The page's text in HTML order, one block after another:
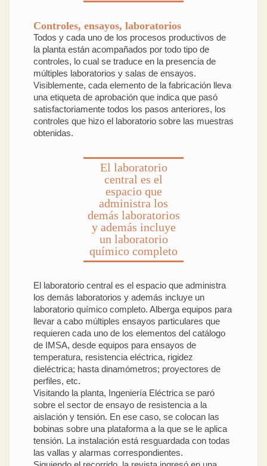
Controles, ensayos, laboratorios
Todos y cada uno de los procesos productivos de
la planta están acompañados por todo tipo de
controles, lo cual se traduce en la presencia de
múltiples laboratorios y salas de ensayos.
Visiblemente, cada elemento de la fabricación lleva
una etiqueta de aprobación que indica que pasó
satisfactoriamente todos los pasos anteriores, los
controles que hizo el laboratorio sobre las muestras
obtenidas.
El laboratorio
central es el
espacio que
administra los
demás laboratorios
y además incluye
un laboratorio
químico completo
El laboratorio central es el espacio que administra
los demás laboratorios y además incluye un
laboratorio químico completo. Alberga equipos para
llevar a cabo múltiples ensayos particulares que
requieren cada uno de los elementos del catálogo
de IMSA, desde equipos para ensayos de
temperatura, resistencia eléctrica, rigidez
dieléctrica; hasta dinamómetros; proyectores de
perfiles, etc.
Visitando la planta, Ingeniería Eléctrica se paró
sobre el sector de ensayo de resistencia a la
aislación y tensión. En ese caso, se colocan las
bobinas sobre una plataforma a la que se le aplica
tensión. La instalación está resguardada con todas
las vallas y alarmas correspondientes.